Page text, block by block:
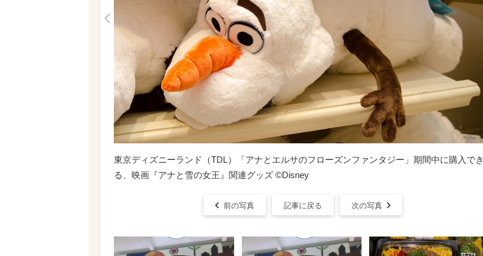
東京ディズニーランド（TDL）「アナとエルサのフローズンファンタジー」期間中に購入でき
る、映画『アナと雪の女王』関連グッズ ©Disney
前の写真 記事に戻る 次の写真